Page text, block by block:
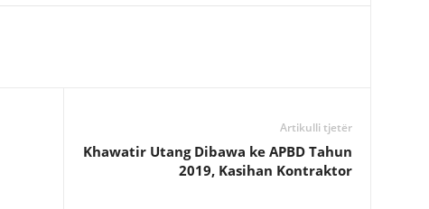
Artikulli tjetër
Khawatir Utang Dibawa ke APBD Tahun
2019, Kasihan Kontraktor